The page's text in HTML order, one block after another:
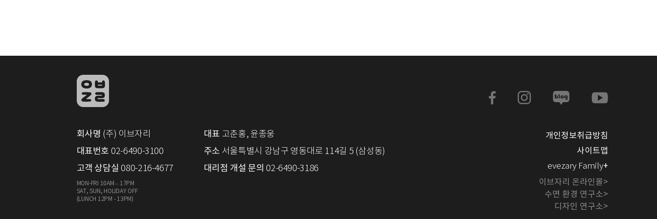
회사명 (주) 이브자리 대표 고춘홍, 윤종웅
대표번호 02-6490-3100 주소 서울특별시 강남구 영동대로 114길 5 (삼성동)
고객 상담실 080-216-4677 대리점 개설 문의 02-6490-3186
MON-FRI 10AM – 17PM
SAT, SUN, HOLIDAY OFF
(LUNCH 12PM - 13PM)
개인정보취급방침
사이트맵
evezary Family+
이브자리 온라인몰>
수면 환경 연구소>
디자인 연구소>